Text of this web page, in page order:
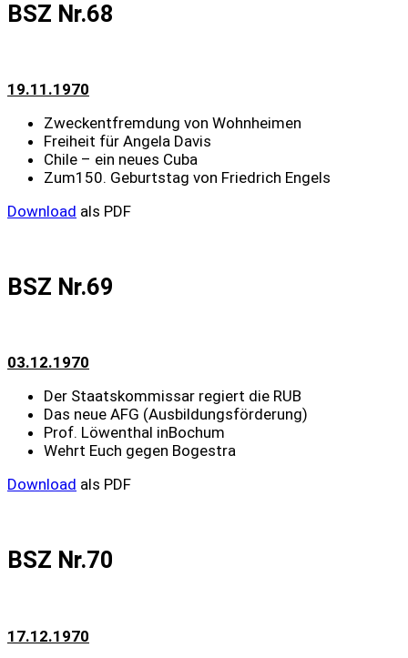
BSZ Nr.68
19.11.1970
Zweckentfremdung von Wohnheimen
Freiheit für Angela Davis
Chile – ein neues Cuba
Zum150. Geburtstag von Friedrich Engels
Download als PDF
BSZ Nr.69
03.12.1970
Der Staatskommissar regiert die RUB
Das neue AFG (Ausbildungsförderung)
Prof. Löwenthal inBochum
Wehrt Euch gegen Bogestra
Download als PDF
BSZ Nr.70
17.12.1970